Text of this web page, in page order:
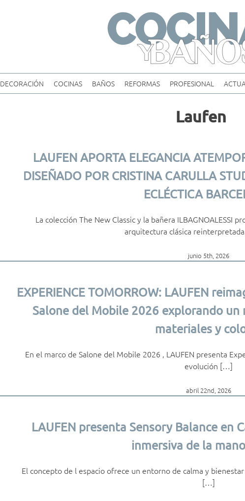
content
DECORACIÓN COCINAS BAÑOS REFORMAS PROFESIONAL
Laufen
LAUFEN APORTA ELEGANCIA
DISEÑADO POR CRISTINA CARULLA
ECLÉCTICA
La colección The New Classic y la bañera ILBAGNOALESSI
arquitectura clásica
junio 5th, 2026
EXPERIENCE TOMORROW: LAUFEN
Salone del Mobile 2026 explorando un
materiales y
En el marco de Salone del Mobile 2026 , LAUFEN presenta
evolución […]
abril 22nd, 2026
LAUFEN presenta Sensory Balance en
inmersiva de la
El concepto de l espacio ofrece un entorno de calma y
[…]